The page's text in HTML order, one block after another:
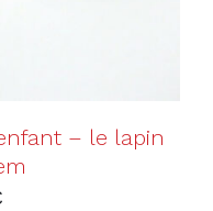
– le lapin